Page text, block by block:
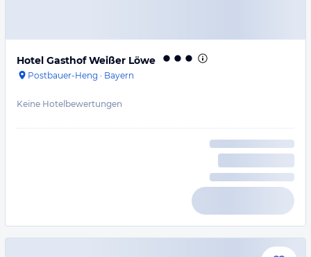
Hotel Gasthof Weißer Löwe
Postbauer-Heng · Bayern
Keine Hotelbewertungen